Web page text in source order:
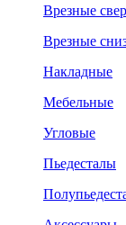
Врезные
Врезные
Накладные
Мебельные
Угловые
Пьедесталы